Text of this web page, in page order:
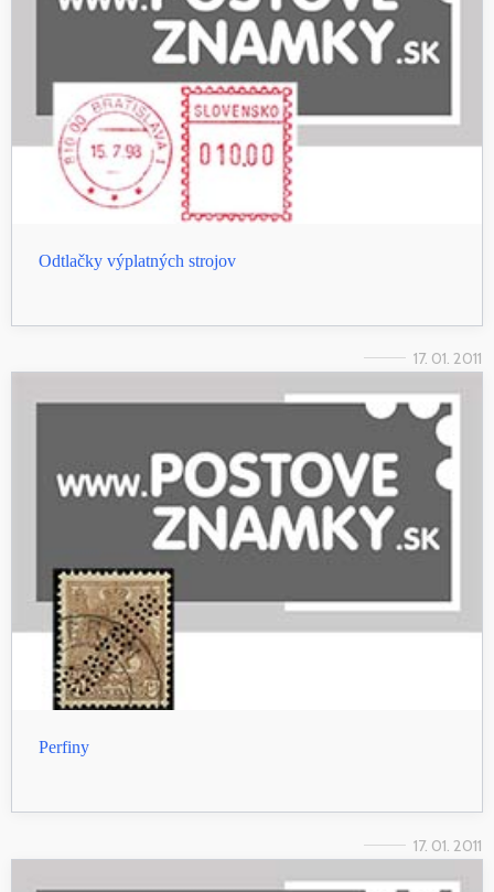
Odtlačky výplatných strojov
17. 01. 2011
Perfiny
17. 01. 2011